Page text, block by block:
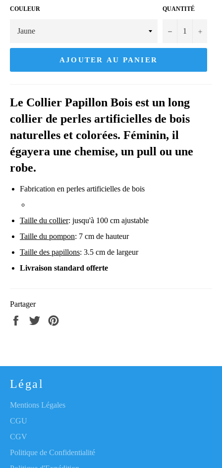
COULEUR QUANTITÉ
− +
AJOUTER AU PANIER
Le Collier Papillon Bois est un long
collier de perles artificielles de bois
naturelles et colorées. Féminin, il
égayera une chemise, un pull ou une
robe.
Fabrication en perles artificielles de bois
Taille du collier: jusqu'à 100 cm ajustable
Taille du pompon: 7 cm de hauteur
Taille des papillons: 3.5 cm de largeur
Livraison standard offerte
Partager
PartagerTweeter
Légal
Mentions Légales
CGU
CGV
Politique de Confidentialité